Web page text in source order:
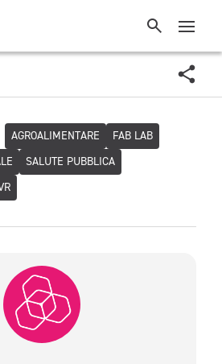
AGROALIMENTARE
FAB LAB
SALUTE PUBBLICA